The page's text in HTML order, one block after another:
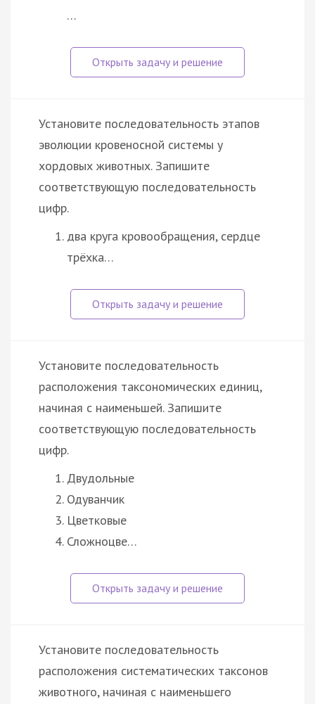
…
Установите последовательность этапов
эволюции кровеносной системы у
хордовых животных. Запишите
соответствующую последовательность
цифр.
два круга кровообращения, сердце
трёхка…
Установите последовательность
расположения таксономических единиц,
начиная с наименьшей. Запишите
соответствующую последовательность
цифр.
Двудольные
Одуванчик
Цветковые
Сложноцве…
Установите последовательность
расположения систематических таксонов
животного, начиная с наименьшего